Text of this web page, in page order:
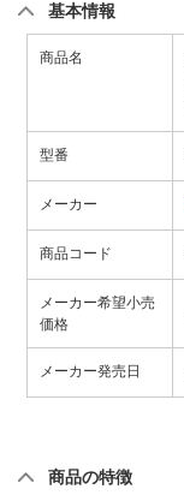
基本情報
商品名
型番
メーカー
商品コード
メーカー希望小売
価格
メーカー発売日
商品の特徴